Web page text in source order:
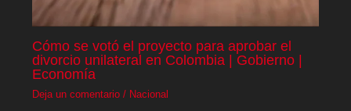
Cómo se votó el proyecto para aprobar el
divorcio unilateral en Colombia | Gobierno |
Economía
Deja un comentario / Nacional